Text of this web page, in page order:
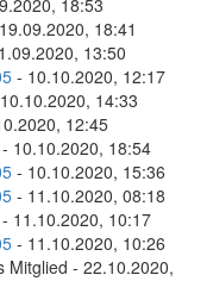
18:53
18:41
13:50
- 10.10.2020, 12:17
14:33
12:45
- 10.10.2020, 18:54
- 10.10.2020, 15:36
- 11.10.2020, 08:18
- 11.10.2020, 10:17
- 11.10.2020, 10:26
Mitglied - 22.10.2020,